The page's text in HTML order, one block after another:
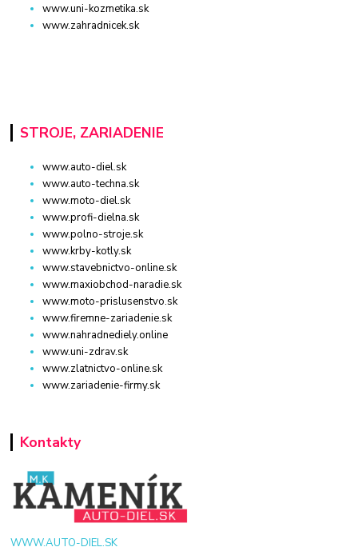
www.uni-kozmetika.sk
www.zahradnicek.sk
STROJE, ZARIADENIE
www.auto-diel.sk
www.auto-techna.sk
www.moto-diel.sk
www.profi-dielna.sk
www.polno-stroje.sk
www.krby-kotly.sk
www.stavebnictvo-online.sk
www.maxiobchod-naradie.sk
www.moto-prislusenstvo.sk
www.firemne-zariadenie.sk
www.nahradnediely.online
www.uni-zdrav.sk
www.zlatnictvo-online.sk
www.zariadenie-firmy.sk
Kontakty
WWW.AUTO-DIEL.SK